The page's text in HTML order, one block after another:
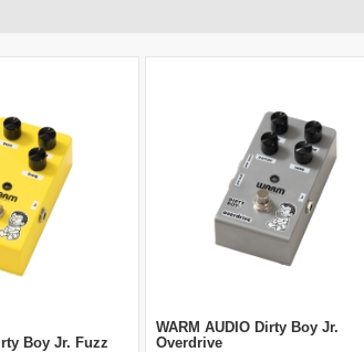
Boy Jr. Fuzz
WARM AUDIO Dirty Boy Jr.
Overdrive